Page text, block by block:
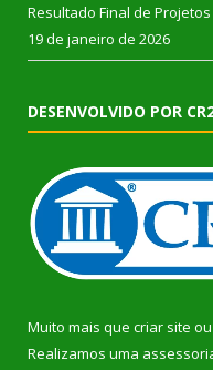
Resultado Final de
19 de janeiro de 2026
DESENVOLVIDO POR
Muito mais que criar site ou
Realizamos uma